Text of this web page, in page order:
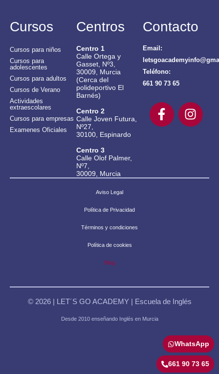
WhatsApp
661 90 73 65
Cursos
Cursos para niños
Cursos para
adolescentes
Cursos para adultos
Cursos de Verano
Actividades
extraescolares
Cursos para empresas
Examenes Oficiales
Centros
Centro 1
Calle Ortega y
Gasset, Nº3,
30009, Murcia
(Cerca del
polideportivo El
Barnés)
Centro 2
Calle Joven Futura,
Nº27,
30100, Espinardo
Centro 3
Calle Olof Palmer,
Nº7,
30009, Murcia
Contacto
Email:
Teléfono:
661 90 73 65
Aviso Legal
Política de Privacidad
Términos y condiciones
Política de cookies
Blog
© 2026 | LET´S GO ACADEMY | Escuela de Inglés
Desde 2010 enseñando Inglés en Murcia